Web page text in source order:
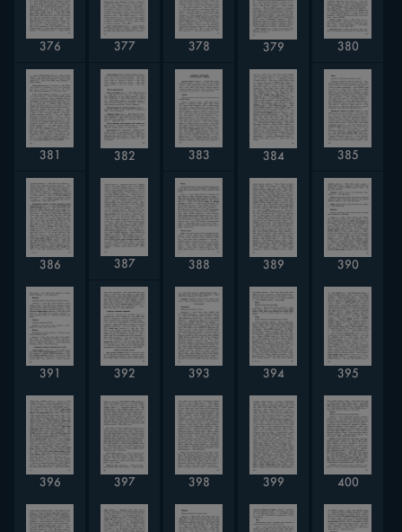
376 377 378 379 380
381 382 383 384 385
386 387 388 389 390
391 392 393 394 395
396 397 398 399 400